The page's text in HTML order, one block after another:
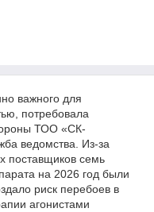
важного для
потребовала
ТОО «СК-
ведомства. Из-за
поставщиков семь
на 2026 год были
риск перебоев в
агонистами